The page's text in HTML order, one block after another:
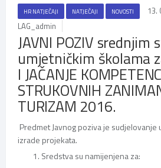
HR NATJEČAJI NATJEČAJI NOVOSTI 13.
LAG_admin
JAVNI POZIV srednjim
umjetničkim školama
I JAČANJE
STRUKOVNIH
TURIZAM 2016.
Predmet Javnog poziva je
izrade projekata.
Sredstva su namijenjena za: